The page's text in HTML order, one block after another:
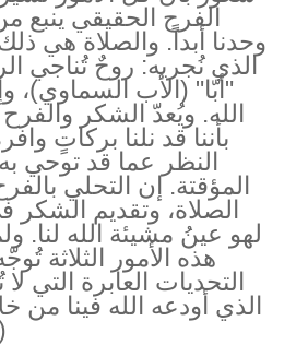
الفرح الحقيقي ينبع من
وحدنا أبداً. والصلاة هي
الذي نُجريه: روحٌ تُناجي
"أبّا" (الأب السماوي)،
الله. ويُعدّ الشكر
بأننا قد نلنا بركاتٍ
النظر عما قد توحي
المؤقتة. إن التحلي
الصلاة، وتقديم
لهو عينُ مشيئة الله لنا.
هذه الأمور الثلاثة
التحديات العابرة التي
الذي أودعه الله فينا من